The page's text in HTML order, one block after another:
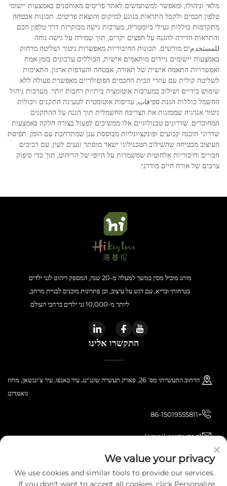
מלאי וניהולו, ומאפשר למשתמשים לאתר פריטים מאוחסנים באמצעות יישומי
טלפון חכמים ולקבל התראות בנוגע למיקום והוצאת פריטים. תכונות אבטחה
מתקדמות כוללות נעילי ביומטריה, מערכות גישה מבוקרות דרך טלפון חכם
והתראות חדירה להגנה על חפצים יקרים, תוך שמירה על גישה נוחה
للمستخدمים מורשים. תכונות החיבוריות מאפשרות ניטור ושליטה מרחוק
באמצעות יישומים ניידים מותאמים אישית, הכוללים עדכונים בזמן אמת
ואפשרויות התאמה אישית של תאורה, אבטחה והעדפות ארגון. התאימות
לשליטה קולית עם עוזרי הבית החכמים הפופולריים מאפשרת פעולה ללא
שימוש בידיים ושילוב במערכות אוטומציה ביתיות רחבות יותר. מערכות ניהול
החשמל כוללות הגנת ספיقات, עדיפות אוטומטית לטעינת התקנים ויכולות
ניטור אנרגיה שממזגות את הצריכה החשמלית תוך הגנה על ההתקנים
המחוברים. שדרוגים טכנולוגיים אלו ממשיכים לפעול בצורה חלקה באמצעות
שדרוגי תוכנה קבועים ופונקציונליות מבוססת ענן שמתרחבת עם הזמן. תפיסת
העיצוב מבטיחה שהשילוב הטכנולוגי ישאר מוסתר ונעים לעין, עם רכיבים
חבויים וחיבוריות אלחוטית שמשמרות על היופי של הריהוט, תוך כדי סיפוק
צרכים של אורח חיים מודרני.
מותג מוביל מסין במשך למעלה מ-20 שנה, המספק ריהוט לגני ילדים
בטיחותי ובריא, עם דגש על עיצוב, וכן פתרונות מוכנים לבניית מרחב,
ליותר מ-10,000 גני ילדים ברחבי העולם.
התקשרו אלינו
הרחוב התעשייתי מס' 26, פארק תעשייה שונג'ינג, עיר באנפו, עיר צ'ונגשאן, מחוז
גואנגדונג
+86-15019555811
[email protected]
כל הזכויות שמורות © 2026 Zhongshan Haijilun Cultural And Educational
We value your privacy
We use cookies and similar tools to provide our services.
If you don't want to accept all cookies, click Personalize